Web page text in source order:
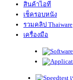
สินค้าไอที
เช็ครอบหนัง
รวมคลิป Thaiware
เครื่องมือ